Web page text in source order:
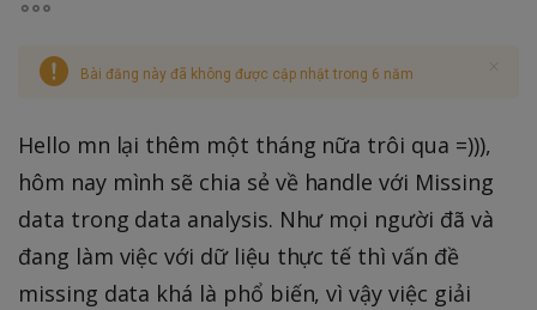
Bài đăng này đã không được cập nhật trong 6 năm
Hello mn lại thêm một tháng nữa trôi qua =))),
hôm nay mình sẽ chia sẻ về handle với Missing
data trong data analysis. Như mọi người đã và
đang làm việc với dữ liệu thực tế thì vấn đề
missing data khá là phổ biến, vì vậy việc giải